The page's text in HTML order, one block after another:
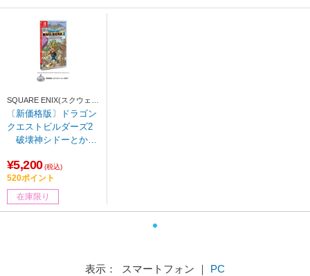
SQUARE ENIX(スクウェ
ア・エニックス)
〔新価格版〕ドラゴン
クエストビルダーズ2
破壊神シドーとから
ムソフト】
¥5,200 (税込)
520ポイント
在庫限り
表示： スマートフォン ｜ PC